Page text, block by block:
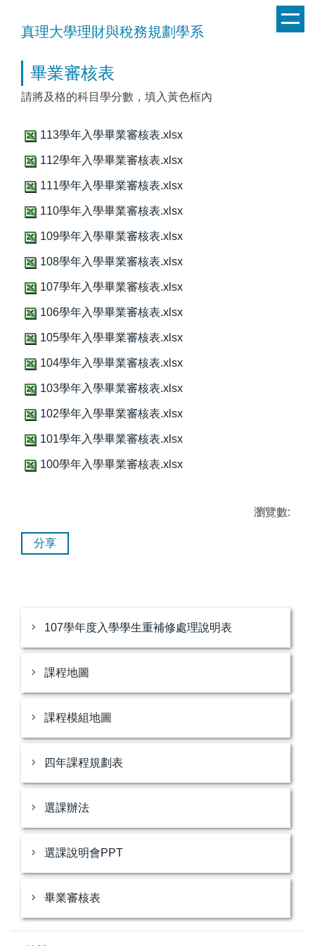
真理大學理財與稅務規劃學系
畢業審核表
請將及格的科目學分數，填入黃色框內
113學年入學畢業審核表.xlsx
112學年入學畢業審核表.xlsx
111學年入學畢業審核表.xlsx
110學年入學畢業審核表.xlsx
109學年入學畢業審核表.xlsx
108學年入學畢業審核表.xlsx
107學年入學畢業審核表.xlsx
106學年入學畢業審核表.xlsx
105學年入學畢業審核表.xlsx
104學年入學畢業審核表.xlsx
103學年入學畢業審核表.xlsx
102學年入學畢業審核表.xlsx
101學年入學畢業審核表.xlsx
100學年入學畢業審核表.xlsx
瀏覽數:
分享
107學年度入學學生重補修處理說明表
課程地圖
課程模組地圖
四年課程規劃表
選課辦法
選課說明會PPT
畢業審核表